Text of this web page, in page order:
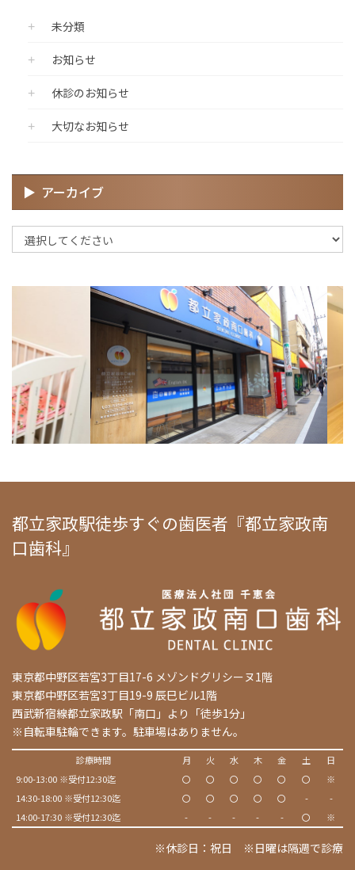
未分類
お知らせ
休診のお知らせ
大切なお知らせ
アーカイブ
都立家政駅徒歩すぐの歯医者『都立家政南
口歯科』
東京都中野区若宮3丁目17-6 メゾンドグリシーヌ1階
東京都中野区若宮3丁目19-9 辰巳ビル1階
西武新宿線都立家政駅「南口」より「徒歩1分」
※自転車駐輪できます。駐車場はありません。
診療時間 月 火 水 木 金 土
日
9:00-13:00 ※受付12:30迄
〇 〇 〇 〇 〇 〇
※
14:30-18:00 ※受付12:30迄
〇 〇 〇 〇 〇 -
-
14:00-17:30 ※受付12:30迄
- - - - - 〇 ※
※休診日：祝日 ※日曜は隔週で診療